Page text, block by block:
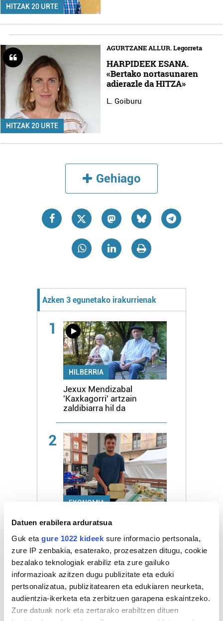
Datuen erabilera arduratsua
Guk eta gure 1022 kideek sure informacio pertsonala,
zure IP zenbakia, esaterako, prozesatzen ditugu, cookie
bezalako teknologiak erabiliz eta zure gailuko
informazioak azitzen dugu publizitate eta eduki
pertsonalizatua, publizitatearen eta edukiaren neurketa,
audientzia-ikerketa eta zerbitzuen garapena eskaintzeko.
Zure datuak nork eta zertarako erabiltzen dituen
HITZAK 20 URTE
HITZAK 20 URTE
AGURTZANE ALLUR. Legorreta
HARPIDEEK ESANA.
«Bertako nortasunaren
adierazle da HITZA»
L. Goiburu
Gehiago
Azken 3 egunetako irakurrienak
1
HILBERRIA
Jexux Mendizabal
'Kaxkagorri' artzain
zaldibiarra hil da
2
EKONOMIA
Telleria gaztak Donibane
dira
3